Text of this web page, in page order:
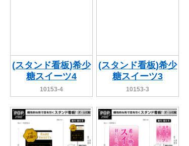
(スタンド看板)希少
糖スイーツ4
10153-4
(スタンド看板)希少
糖スイーツ3
10153-3